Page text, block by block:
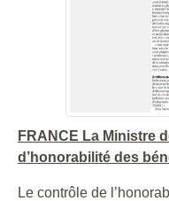
FRANCE La Ministre
d’honorabilité des
Le contrôle de